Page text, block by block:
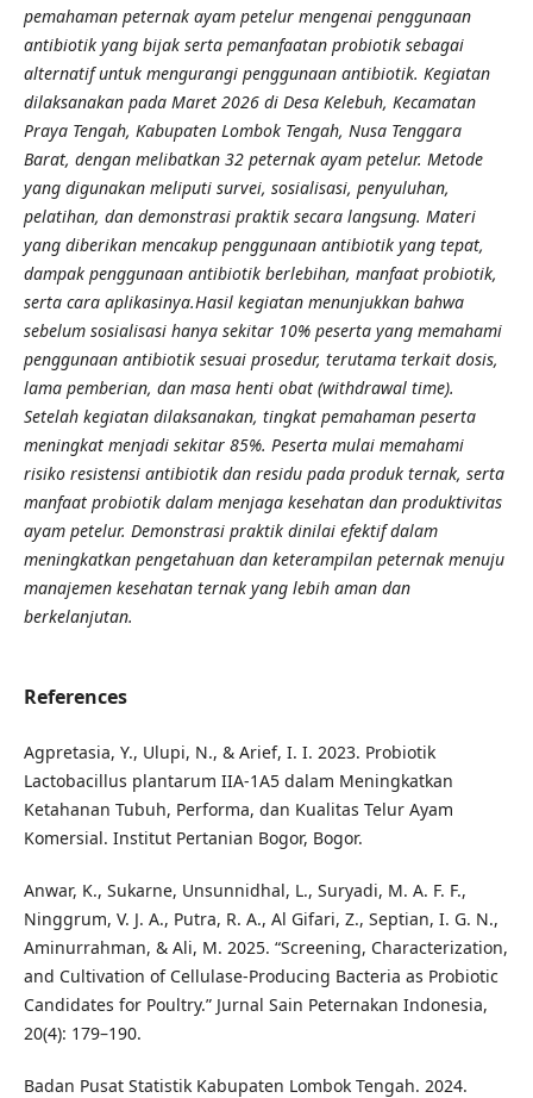
pemahaman peternak ayam petelur mengenai penggunaan
antibiotik yang bijak serta pemanfaatan probiotik sebagai
alternatif untuk mengurangi penggunaan antibiotik. Kegiatan
dilaksanakan pada Maret 2026 di Desa Kelebuh, Kecamatan
Praya Tengah, Kabupaten Lombok Tengah, Nusa Tenggara
Barat, dengan melibatkan 32 peternak ayam petelur. Metode
yang digunakan meliputi survei, sosialisasi, penyuluhan,
pelatihan, dan demonstrasi praktik secara langsung. Materi
yang diberikan mencakup penggunaan antibiotik yang tepat,
dampak penggunaan antibiotik berlebihan, manfaat probiotik,
serta cara aplikasinya.Hasil kegiatan menunjukkan bahwa
sebelum sosialisasi hanya sekitar 10% peserta yang memahami
penggunaan antibiotik sesuai prosedur, terutama terkait dosis,
lama pemberian, dan masa henti obat (withdrawal time).
Setelah kegiatan dilaksanakan, tingkat pemahaman peserta
meningkat menjadi sekitar 85%. Peserta mulai memahami
risiko resistensi antibiotik dan residu pada produk ternak, serta
manfaat probiotik dalam menjaga kesehatan dan produktivitas
ayam petelur. Demonstrasi praktik dinilai efektif dalam
meningkatkan pengetahuan dan keterampilan peternak menuju
manajemen kesehatan ternak yang lebih aman dan
berkelanjutan.
References
Agpretasia, Y., Ulupi, N., & Arief, I. I. 2023. Probiotik
Lactobacillus plantarum IIA-1A5 dalam Meningkatkan
Ketahanan Tubuh, Performa, dan Kualitas Telur Ayam
Komersial. Institut Pertanian Bogor, Bogor.
Anwar, K., Sukarne, Unsunnidhal, L., Suryadi, M. A. F. F.,
Ninggrum, V. J. A., Putra, R. A., Al Gifari, Z., Septian, I. G. N.,
Aminurrahman, & Ali, M. 2025. “Screening, Characterization,
and Cultivation of Cellulase-Producing Bacteria as Probiotic
Candidates for Poultry.” Jurnal Sain Peternakan Indonesia,
20(4): 179–190.
Badan Pusat Statistik Kabupaten Lombok Tengah. 2024.